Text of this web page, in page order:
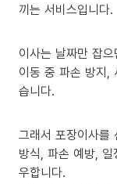
끼는 서비스입니다.
이사는 날짜만 잡
이동 중 파손 방지,
습니다.
그래서 포장이사를
방식, 파손 예방,
우합니다.